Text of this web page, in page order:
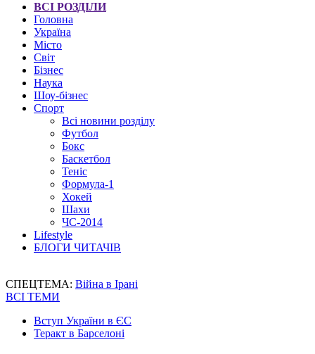
ВСІ РОЗДІЛИ
Головна
Україна
Місто
Світ
Бізнес
Наука
Шоу-бізнес
Спорт
Всі новини розділу
Футбол
Бокс
Баскетбол
Теніс
Формула-1
Хокей
Шахи
ЧС-2014
Lifestyle
БЛОГИ ЧИТАЧІВ
СПЕЦТЕМА: Війна в Ірані
ВСІ ТЕМИ
Вступ України в ЄС
Теракт в Барселоні